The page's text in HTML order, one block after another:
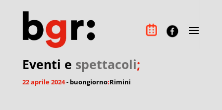
Eventi e spettacoli;
22 aprile 2024- buongiorno:Rimini